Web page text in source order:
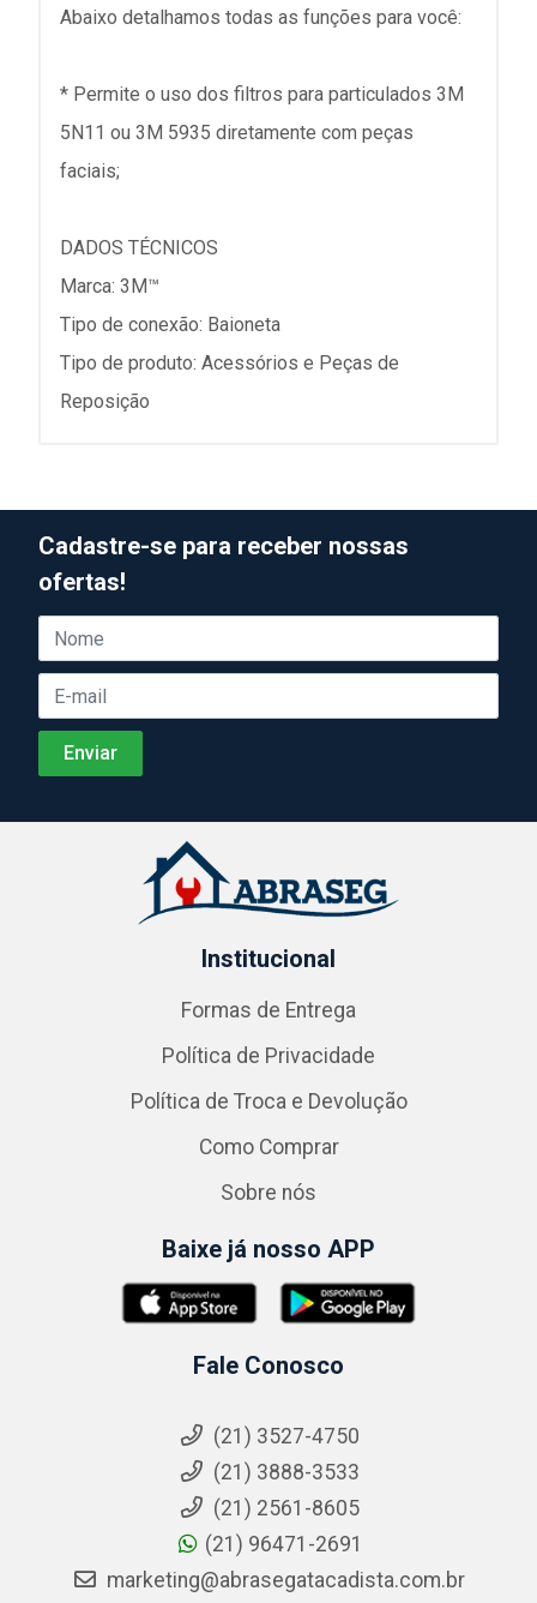
Abaixo detalhamos todas as funções para você:
* Permite o uso dos filtros para particulados 3M
5N11 ou 3M 5935 diretamente com peças
faciais;
DADOS TÉCNICOS
Marca: 3M™
Tipo de conexão: Baioneta
Tipo de produto: Acessórios e Peças de
Reposição
Cadastre-se para receber nossas
ofertas!
Institucional
Formas de Entrega
Política de Privacidade
Política de Troca e Devolução
Como Comprar
Sobre nós
Baixe já nosso APP
Fale Conosco
(21) 3527-4750
(21) 3888-3533
(21) 2561-8605
(21) 96471-2691
marketing@abrasegatacadista.com.br